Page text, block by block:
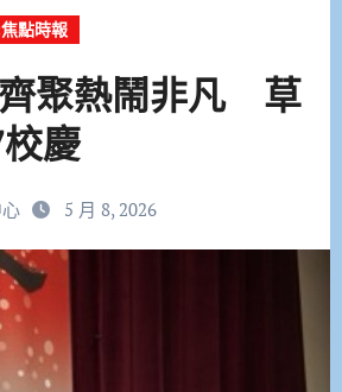
點時報
聚熱鬧非凡 草
慶
5 月 8, 2026